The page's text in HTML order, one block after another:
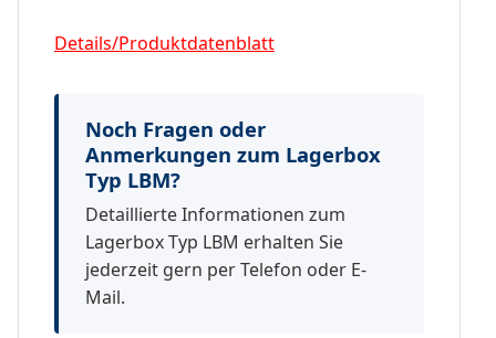
Details/Produktdatenblatt
Noch Fragen oder
Anmerkungen zum Lagerbox
Typ LBM?
Detaillierte Informationen zum
Lagerbox Typ LBM erhalten Sie
jederzeit gern per Telefon oder E-
Mail.